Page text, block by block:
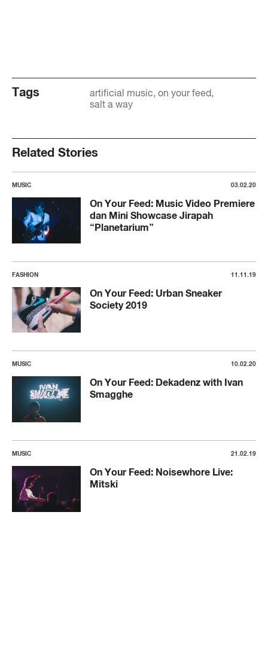
Tags artificial music on your feed
salt a way
Related Stories
MUSIC 03.02.20
On Your Feed: Music Video Premiere
dan Mini Showcase Jirapah
“Planetarium”
FASHION 11.11.19
On Your Feed: Urban Sneaker
Society 2019
MUSIC 10.02.20
On Your Feed: Dekadenz with Ivan
Smagghe
MUSIC 21.02.19
On Your Feed: Noisewhore Live:
Mitski